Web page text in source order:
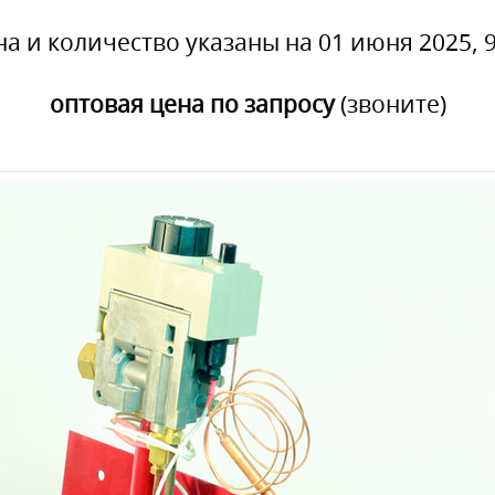
и количество указаны на 01 июня 2025,
оптовая цена по запросу(звоните)